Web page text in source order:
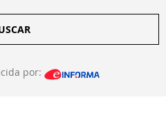
por: